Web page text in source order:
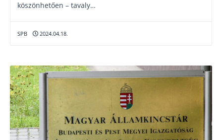
köszönhetően – tavaly…
SPB 2024.04.18.